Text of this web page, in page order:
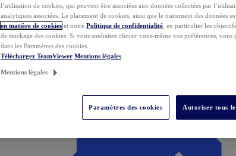
l’utilisation de cookies, qui peuvent être associées aux données collectées par
analytiques associées. Le placement de cookies, ainsi que le traitement des données
en matière de cookies et notre Politique de confidentialité , en particulier les
de stockage des cookies. Si vous souhaitez choisir vous-même vos préférences,
dans les Paramètres des cookies.
Téléchargez TeamViewer Mentions légales
Mentions légales
Paramètres des cookies Autoriser tous